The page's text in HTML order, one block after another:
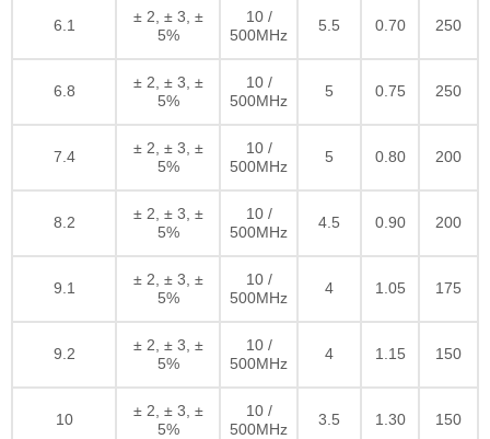
6.1
± 2, ± 3, ±
5%
10 /
500MHz
5.5 0.70 250
6.8
± 2, ± 3, ±
5%
10 /
500MHz
5 0.75 250
7.4
± 2, ± 3, ±
5%
10 /
500MHz
5 0.80 200
8.2
± 2, ± 3, ±
5%
10 /
500MHz
4.5 0.90 200
9.1
± 2, ± 3, ±
5%
10 /
500MHz
4 1.05 175
9.2
± 2, ± 3, ±
5%
10 /
500MHz
4 1.15 150
10
± 2, ± 3, ±
5%
10 /
500MHz
3.5 1.30 150